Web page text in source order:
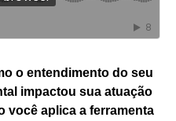
o entendimento do seu
impactou sua atuação
você aplica a ferramenta